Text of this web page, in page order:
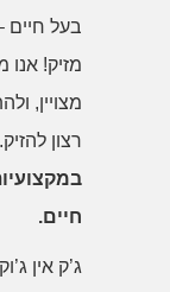
בעל חיים
מזיק! אנו
מצויין,
רצון להזיק.
חיים.
ג’ק אין